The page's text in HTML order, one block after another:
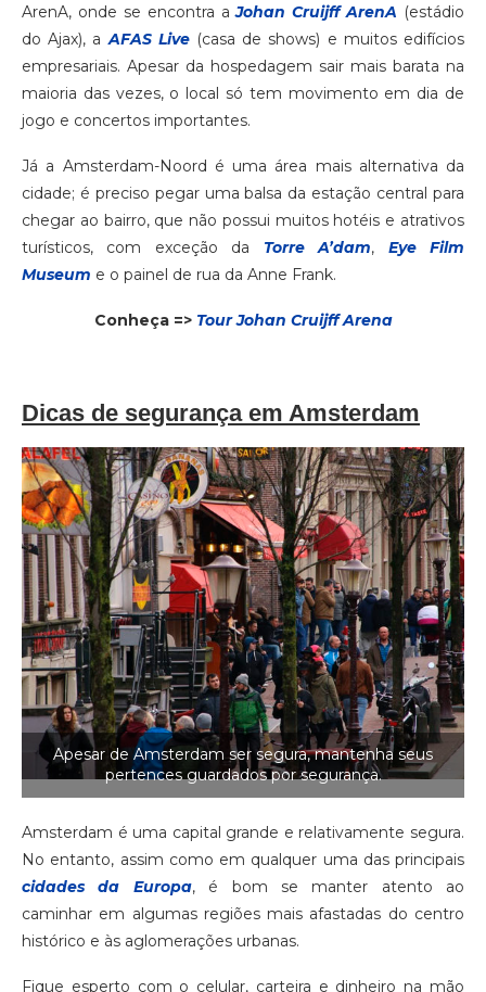
ArenA, onde se encontra aJohan Cruijff ArenA (estádio
do Ajax), aAFAS Live(casa de shows) e muitos edifícios
empresariais. Apesar da hospedagem sair mais barata na
maioria das vezes, o local só tem movimento em dia de
jogo e concertos importantes.
Já a Amsterdam-Noord é uma área mais alternativa da
cidade; é preciso pegar uma balsa da estação central para
chegar ao bairro, que não possui muitos hotéis e atrativos
turísticos, com exceção da Torre A’dam, Eye Film
Museum e o painel de rua da Anne Frank.
Conheça => Tour Johan Cruijff Arena
Dicas de segurança em Amsterdam
Apesar de Amsterdam ser segura, mantenha seus
pertences guardados por segurança.
Amsterdam é uma capital grande e relativamente segura.
No entanto, assim como em qualquer uma das principais
cidades da Europa, é bom se manter atento ao
caminhar em algumas regiões mais afastadas do centro
histórico e às aglomerações urbanas.
Fique esperto com o celular, carteira e dinheiro na mão